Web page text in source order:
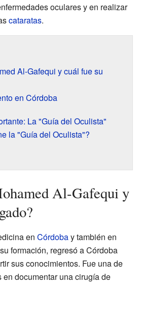
oculares y en realizar
cataratas.
Al-Gafequi y cuál fue su
en Córdoba
La "Guía del Oculista"
la "Guía del Oculista"?
Al-Gafequi y
en Córdobay también en
formación, regresó a Córdoba
sus conocimientos. Fue una de
en documentar una cirugía de